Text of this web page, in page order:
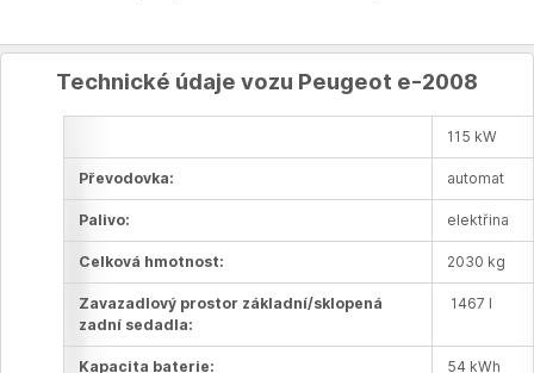
Technické údaje vozu Peugeot e-2008
115 kW
Převodovka: automat
Palivo: elektřina
Celková hmotnost: 2030 kg
Zavazadlový prostor základní/sklopená
zadní sedadla:
1467 l
Kapacita baterie: 54 kWh